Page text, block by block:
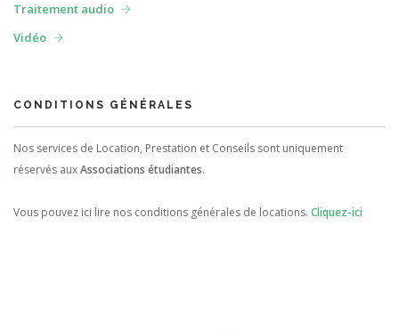
Traitement audio
Vidéo
CONDITIONS GÉNÉRALES
Nos services de Location, Prestation et Conseils sont uniquement
réservés auxAssociations étudiantes.
Vous pouvez ici lire nos conditions générales de locations. Cliquez-ici